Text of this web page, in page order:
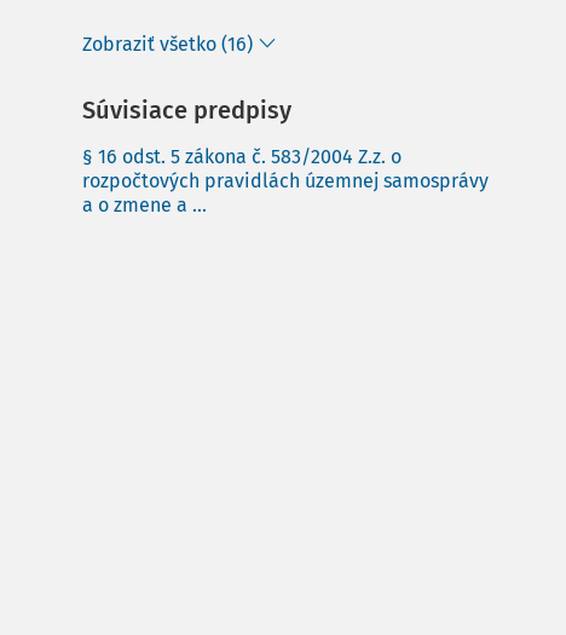
Zobraziť všetko (16)
Súvisiace predpisy
§ 16 odst. 5 zákona č. 583/2004 Z.z. o
rozpočtových pravidlách územnej samosprávy
a o zmene a ...